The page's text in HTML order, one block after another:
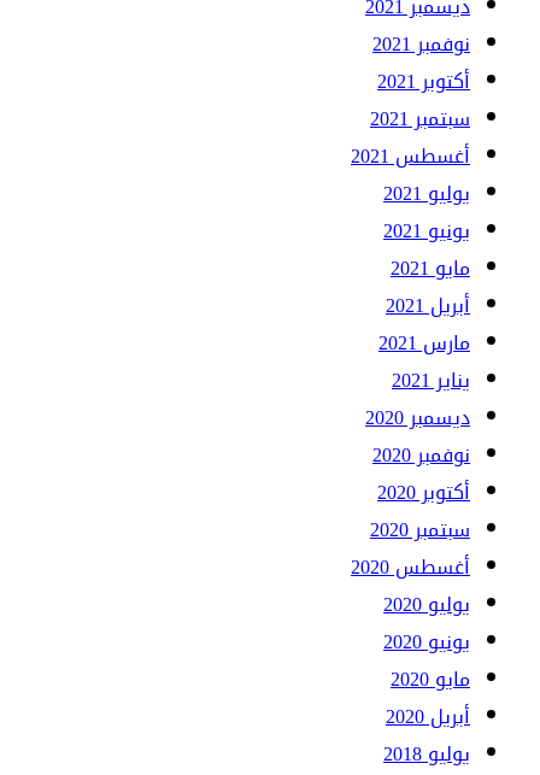
نوفمبر 2021
أكتوبر 2021
سبتمبر 2021
أغسطس 2021
يوليو 2021
يونيو 2021
مايو 2021
أبريل 2021
مارس 2021
يناير 2021
ديسمبر 2020
نوفمبر 2020
أكتوبر 2020
سبتمبر 2020
أغسطس 2020
يوليو 2020
يونيو 2020
مايو 2020
أبريل 2020
يوليو 2018